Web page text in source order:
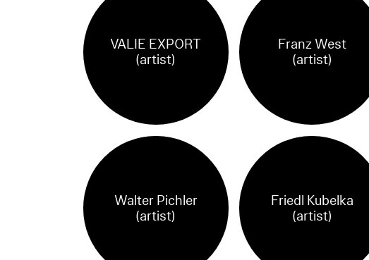
VALIE EXPORT
(artist)
Franz West
(artist)
Walter Pichler
(artist)
Friedl Kubelka
(artist)